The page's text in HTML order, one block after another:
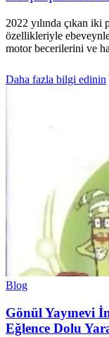
2022 yılında çıkan iki
özellikleriyle
motor becerilerini ve
Daha fazla bilgi edinin
Blog
Gönül Yayınevi
Eğlence Dolu